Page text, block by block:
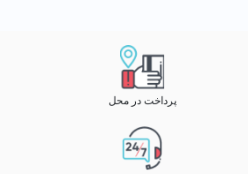
پرداخت در محل